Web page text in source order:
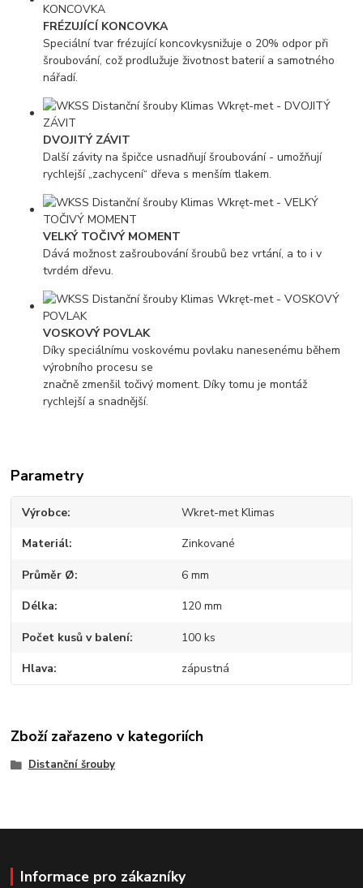
FRÉZUJÍCÍ KONCOVKA
Speciální tvar frézující koncovkysnižuje o 20% odpor při
šroubování, což prodlužuje životnost baterií a samotného
nářadí.
DVOJITÝ ZÁVIT
Další závity na špičce usnadňují šroubování - umožňují
rychlejší „zachycení“ dřeva s menším tlakem.
VELKÝ TOČIVÝ MOMENT
Dává možnost zašroubování šroubů bez vrtání, a to i v
tvrdém dřevu.
VOSKOVÝ POVLAK
Díky speciálnímu voskovému povlaku nanesenému během
výrobního procesu se
značně zmenšil točivý moment. Díky tomu je montáž
rychlejší a snadnější.
Parametry
Výrobce Wkret-met Klimas
Materiál Zinkované
Průměr Ø 6 mm
Délka 120 mm
Počet kusů v balení 100 ks
Hlava zápustná
Zboží zařazeno v kategoriích
Distanční šrouby
Informace pro zákazníky